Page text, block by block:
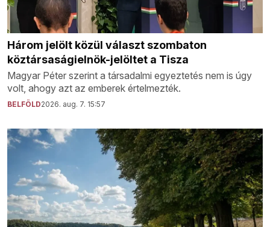
Három jelölt közül választ szombaton
köztársaságielnök-jelöltet a Tisza
Magyar Péter szerint a társadalmi egyeztetés nem is úgy
volt, ahogy azt az emberek értelmezték.
BELFÖLD2026. aug. 7. 15:57